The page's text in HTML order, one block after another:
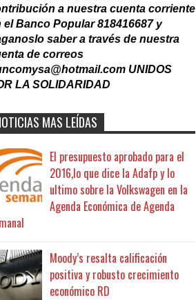
a nuestra cuenta corriente
el Banco Popular 818416687 y
saber a través de nuestra
de correos
UNIDOS
LA SOLIDARIDAD
MAS LEÍDAS
El presupuesto aprobado para el
2016,lo que dice la Adafp y lo
ultimo sobre la Volkswagen en la
Agenda Económica de Agenda
Moody’s resalta calificación
positiva y robusto crecimiento
económico RD